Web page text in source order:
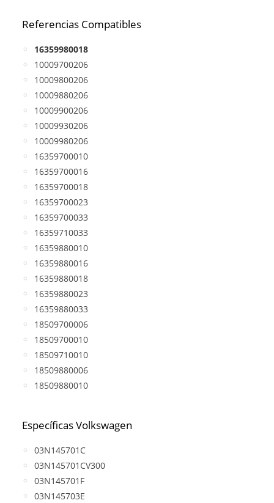
Referencias Compatibles
16359980018
10009700206
10009800206
10009880206
10009900206
10009930206
10009980206
16359700010
16359700016
16359700018
16359700023
16359700033
16359710033
16359880010
16359880016
16359880018
16359880023
16359880033
18509700006
18509700010
18509710010
18509880006
18509880010
Específicas Volkswagen
03N145701C
03N145701CV300
03N145701F
03N145703E